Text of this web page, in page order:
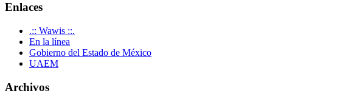
Enlaces
.:: Wawis ::.
En la línea
Gobierno del Estado de México
UAEM
Archivos